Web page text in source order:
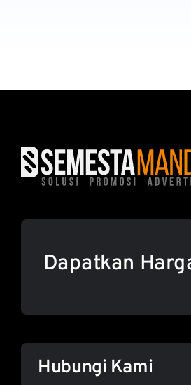
Dapatkan
Hubungi Kami